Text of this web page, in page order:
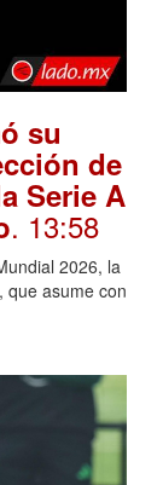
su
de
Serie A
. 13:58
2026, la
que asume con